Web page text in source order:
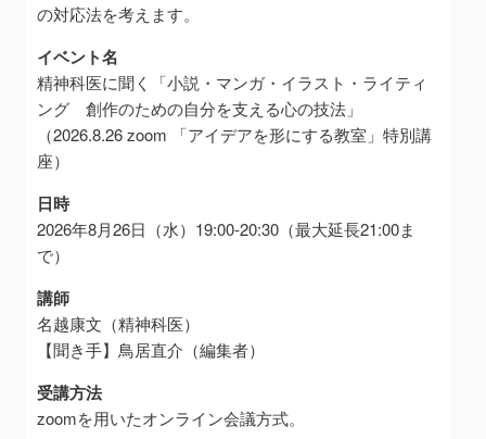
の対応法を考えます。
イベント名
精神科医に聞く「小説・マンガ・イラスト・ライティ
ング 創作のための自分を支える心の技法」
（2026.8.26 zoom 「アイデアを形にする教室」特別講
座）
日時
2026年8月26日（水）19:00-20:30（最大延長21:00ま
で）
講師
名越康文（精神科医）
【聞き手】鳥居直介（編集者）
受講方法
zoomを用いたオンライン会議方式。